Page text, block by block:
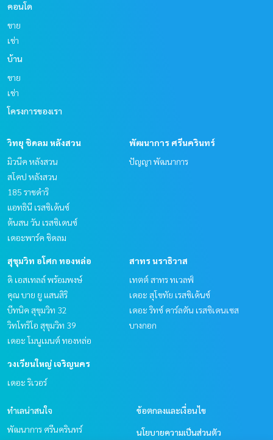
คอนโด
ขาย
เช่า
บ้าน
ขาย
เช่า
โครงการของเรา
วิทยุ ชิดลม หลังสวน
มิวนีค หลังสวน
สโคป หลังสวน
185 ราชดำริ
แอทธินี เรสซิเด้นซ์
ต้นสน วัน เรสซิเดนซ์
เดอะพาร์ค ชิดลม
พัฒนาการ ศรีนครินทร์
ปัญญา พัฒนาการ
สุขุมวิท อโศก ทองหล่อ
ดิ เอสเทลล์ พร้อมพงษ์
คุณ บาย ยู แสนสิริ
บีทนิค สุขุมวิท 32
วิทโทริโอ สุขุมวิท 39
เดอะ โมนูเมนต์ ทองหล่อ
สาทร นราธิวาส
เทตต์ สาทร ทเวลฟ์
เดอะ สุโขทัย เรสซิเด้นซ์
เดอะ ริทซ์ คาร์ลตัน เรสซิเดนเซส
บางกอก
วงเวียนใหญ่ เจริญนคร
เดอะ ริเวอร์
ทำเลน่าสนใจ
พัฒนาการ ศรีนครินทร์
ข้อตกลงและเงื่อนไข
นโยบายความเป็นส่วนตัว